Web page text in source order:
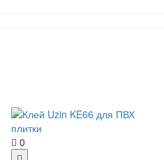
0